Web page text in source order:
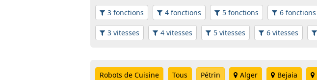
3 fonctions 4 fonctions 5 fonctions 6 fonctions
3 vitesses 4 vitesses 5 vitesses 6 vitesses
Robots de Cuisine Tous Pétrin Alger Bejaia